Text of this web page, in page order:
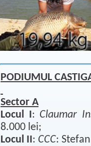
PODIUMUL
Sector A
Locul I: Claumar
8.000 lei;
Locul II: CCC: